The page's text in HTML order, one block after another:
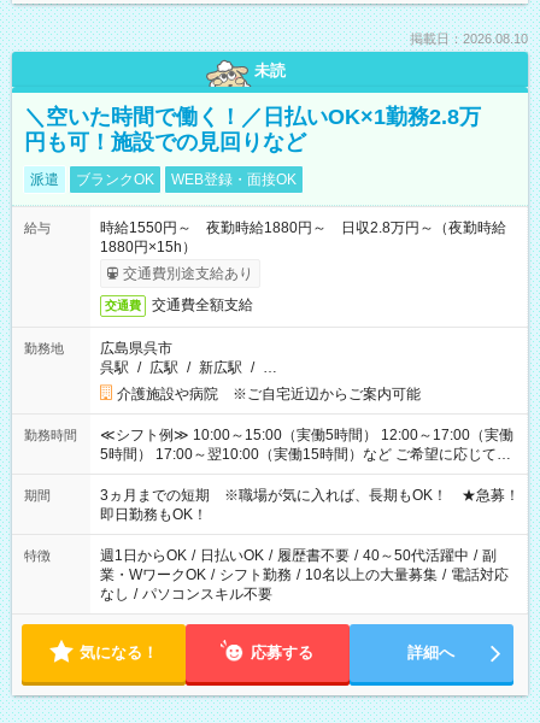
掲載日：2026.08.10
未読
＼空いた時間で働く！／日払いOK×1勤務2.8万
円も可！施設での見回りなど
派遣 ブランクOK WEB登録・面接OK
給与
時給1550円～ 夜勤時給1880円～ 日収2.8万円～（夜勤時給
1880円×15h）
交通費別途支給あり
交通費 交通費全額支給
勤務地
広島県呉市
呉駅 / 広駅 / 新広駅 / …
介護施設や病院 ※ご自宅近辺からご案内可能
勤務時間
≪シフト例≫ 10:00～15:00（実働5時間） 12:00～17:00（実働
5時間） 17:00～翌10:00（実働15時間）など ご希望に応じて、
働く時間は調整できます！ お気軽に担当へ相談ください！
期間
3ヵ月までの短期 ※職場が気に入れば、長期もOK！ ★急募！
即日勤務もOK！
特徴 週1日からOK / 日払いOK / 履歴書不要 / 40～50代活躍中 / 副
業・WワークOK / シフト勤務 / 10名以上の大量募集 / 電話対応
なし / パソコンスキル不要
気になる！ 応募する 詳細へ